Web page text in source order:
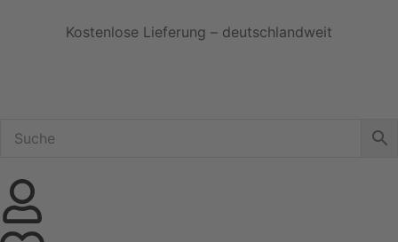
Kostenlose Lieferung – deutschlandweit